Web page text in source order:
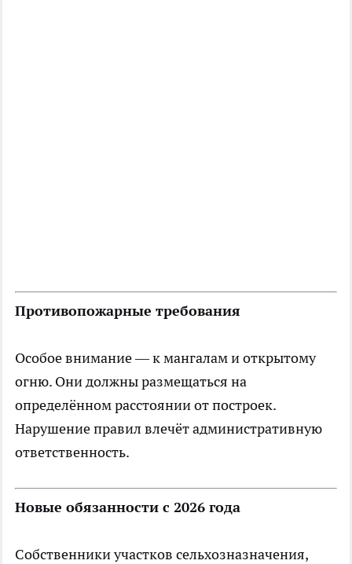
Противопожарные требования
Особое внимание — к мангалам и открытому
огню. Они должны размещаться на
определённом расстоянии от построек.
Нарушение правил влечёт административную
ответственность.
Новые обязанности с 2026 года
Собственники участков сельхозназначения,